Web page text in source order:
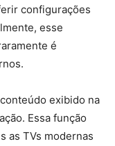
configurações
esse
é
exibido na
Essa função
as TVs modernas